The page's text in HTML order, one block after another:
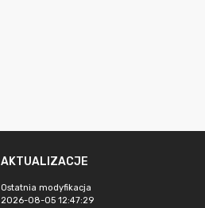
AKTUALIZACJE
Ostatnia modyfikacja
2026-08-05 12:47:29